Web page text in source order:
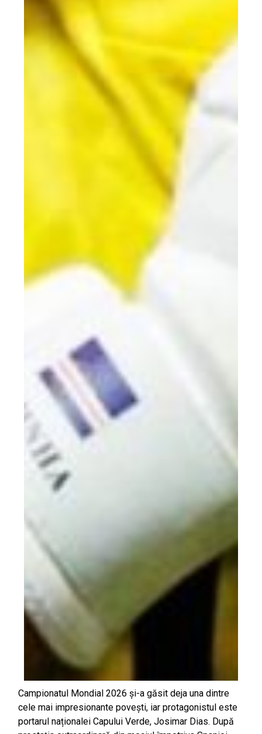
Campionatul Mondial 2026 și-a găsit deja una dintre
cele mai impresionante povești, iar protagonistul este
portarul naționalei Capului Verde, Josimar Dias. După